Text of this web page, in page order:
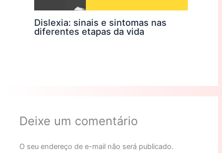
Dislexia: sinais e sintomas nas
diferentes etapas da vida
Deixe um comentário
O seu endereço de e-mail não será publicado.